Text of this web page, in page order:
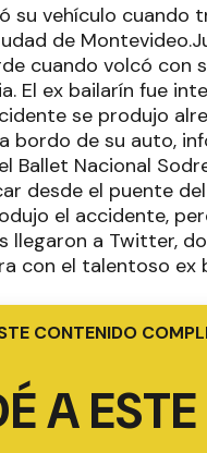
su vehículo
de
cuando volcó con
El ex bailarín fue
se produjo
bordo de su auto,
Ballet Nacional
desde el puente
el accidente,
llegaron a Twitter,
con el talentoso ex
CONTENIDO
A